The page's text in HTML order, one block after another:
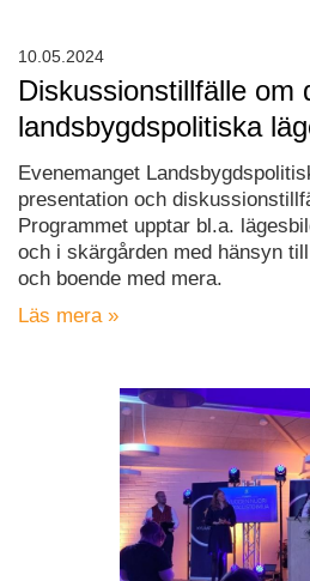
Diskussionstillfälle om
landsbygdspolitiska
Evenemanget
presentation och
Programmet upptar bl.a.
och i skärgården med hänsyn
och boende med mera.
Läs mera »
10.05.2024